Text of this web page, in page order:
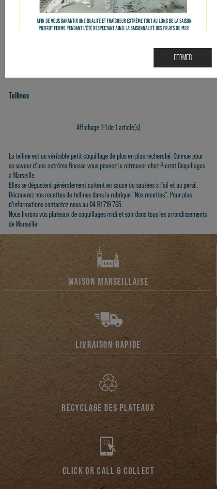
Tellines
Affichage 1-1 de 1 article(s)
La telline est un véritable petit coquillage de plus en plus recherché. Connue pour
sa saveur d'une extrême finesse vous pouvez la retrouver chez Pierrot Coquillages
à Marseille.
Elles se dégustent généralement cuitent en sauce ou sautées à l'ail et au persil.
Découvrez nos recettes de tellines dans la rubrique "Nos recettes". Pour plus
d'informations contactez nous au 04 91 719 765
Nous livrons vos plateaux de coquillages midi et soir dans tous les arrondissements
de Marseille.
MAISON MARSEILLAISE
LIVRAISON RAPIDE
RECYCLAGE DES PLATEAUX
CLICK OR CALL & COLLECT
FERMER